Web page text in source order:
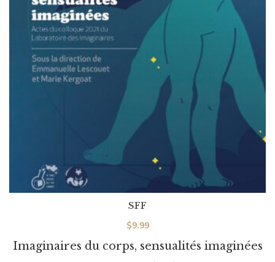
Imaginaires du corps, sensualités imaginées
SFF
$9.99